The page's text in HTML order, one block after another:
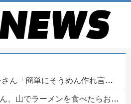
うめん作れ言うけど、そうめん作りて地獄なんよ」
ーメンを食べたらおじさんに怒られるｗｗｗ